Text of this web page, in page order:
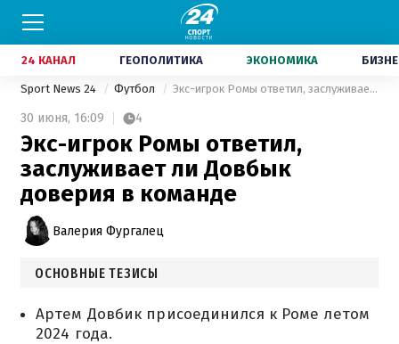
24 КАНАЛ ГЕОПОЛИТИКА ЭКОНОМИКА
Sport News 24 Футбол Экс-игрок Ромы ответил, заслуживает ли Довбык доверия в команде
30 июня, 16:09 4
Экс-игрок Ромы ответил,
заслуживает ли Довбык
доверия в команде
Валерия Фургалец
ОСНОВНЫЕ ТЕЗИСЫ
Артем Довбик присоединился к Роме летом
2024 года.